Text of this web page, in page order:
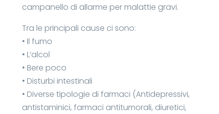
campanello di allarme per malattie gravi.
Tra le principali cause ci sono:
• Il fumo
• L’alcol
• Bere poco
• Disturbi intestinali
• Diverse tipologie di farmaci (Antidepressivi,
antistaminici, farmaci antitumorali, diuretici,